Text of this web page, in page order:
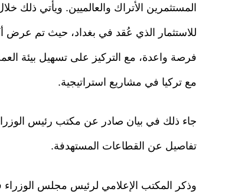
المستثمرين الأتراك والعالميين. ويأتي ذلك
فرصة واعدة، مع التركيز على تسهيل بيئة
مع تركيا في مشاريع استراتيجية.
جاء ذلك في بيان صادر عن مكتب رئيس
تفاصيل عن القطاعات المستهدفة.
وذكر المكتب الإعلامي لرئيس مجلس الوزراء